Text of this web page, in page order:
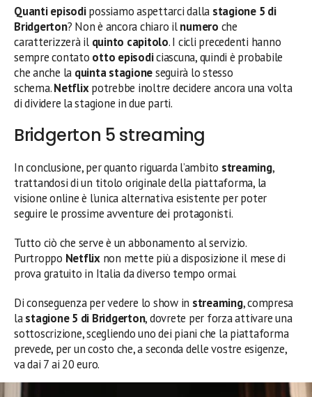
Quanti episodipossiamo aspettarci dalla stagione 5 di
Bridgerton? Non è ancora chiaro ilnumero che
caratterizzerà ilquinto capitolo. I cicli precedenti hanno
sempre contato otto episodiciascuna, quindi è probabile
che anche la quinta stagioneseguirà lo stesso
schema.Netflixpotrebbe inoltre decidere ancora una volta
di dividere la stagione in due parti.
Bridgerton 5 streaming
In conclusione, per quanto riguarda l’ambito streaming,
trattandosi di un titolo originale della piattaforma, la
visione online è l’unica alternativa esistente per poter
seguire le prossime avventure dei protagonisti.
Tutto ciò che serve è un abbonamento al servizio.
Purtroppo Netflix non mette più a disposizione il mese di
prova gratuito in Italia da diverso tempo ormai.
Di conseguenza per vedere lo show in streaming, compresa
lastagione 5 di Bridgerton, dovrete per forza attivare una
sottoscrizione, scegliendo uno dei piani che la piattaforma
prevede, per un costo che, a seconda delle vostre esigenze,
va dai 7 ai 20 euro.